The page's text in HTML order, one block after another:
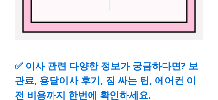
✅ 이사 관련 다양한 정보가 궁금하다면? 보
관료, 용달이사 후기, 짐 싸는 팁, 에어컨 이
전 비용까지 한번에 확인하세요.